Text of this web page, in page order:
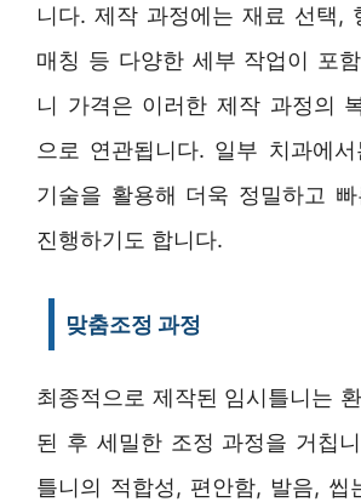
니다. 제작 과정에는 재료 선택,
매칭 등 다양한 세부 작업이 포
니 가격은 이러한 제작 과정의
으로 연관됩니다. 일부 치과에
기술을 활용해 더욱 정밀하고
진행하기도 합니다.
맞춤조정 과정
최종적으로 제작된 임시틀니는
된 후 세밀한 조정 과정을 거칩
틀니의 적합성, 편안함, 발음, 씹